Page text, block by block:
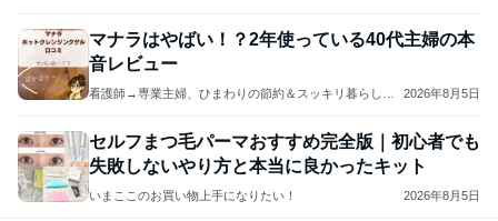
マナラはやばい！？2年使っている40代主婦の本
音レビュー
看護師→専業主婦、ひまわりの節約＆スッキリ暮らしブ
2026年8月5日
セルフまつ毛パーマおすすめ完全版｜初心者でも
失敗しないやり方と本当に良かったキット
いまここのお買い物上手になりたい！ 2026年8月5日